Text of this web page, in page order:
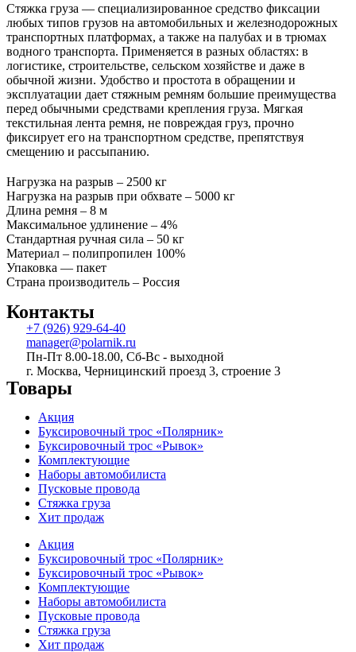
Стяжка груза — специализированное средство фиксации
любых типов грузов на автомобильных и железнодорожных
транспортных платформах, а также на палубах и в трюмах
водного транспорта. Применяется в разных областях: в
логистике, строительстве, сельском хозяйстве и даже в
обычной жизни. Удобство и простота в обращении и
эксплуатации дает стяжным ремням большие преимущества
перед обычными средствами крепления груза. Мягкая
текстильная лента ремня, не повреждая груз, прочно
фиксирует его на транспортном средстве, препятствуя
смещению и рассыпанию.
Нагрузка на разрыв – 2500 кг
Нагрузка на разрыв при обхвате – 5000 кг
Длина ремня – 8 м
Максимальное удлинение – 4%
Стандартная ручная сила – 50 кг
Материал – полипропилен 100%
Упаковка — пакет
Страна производитель – Россия
Контакты
+7 (926) 929-64-40
manager@polarnik.ru
Пн-Пт 8.00-18.00, Сб-Вс - выходной
г. Москва, Черницинский проезд 3, строение 3
Товары
Акция
Буксировочный трос «Полярник»
Буксировочный трос «Рывок»
Комплектующие
Наборы автомобилиста
Пусковые провода
Стяжка груза
Хит продаж
Акция
Буксировочный трос «Полярник»
Буксировочный трос «Рывок»
Комплектующие
Наборы автомобилиста
Пусковые провода
Стяжка груза
Хит продаж